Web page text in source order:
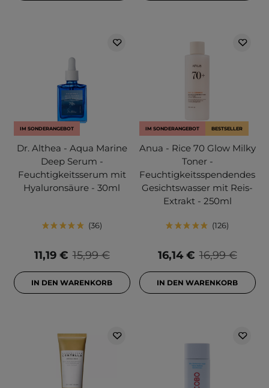
IM SONDERANGEBOT
Dr. Althea - Aqua Marine
Deep Serum -
Feuchtigkeitsserum mit
Hyaluronsäure - 30ml
36
15,99 €
11,19 €
IN DEN WARENKORB
IM SONDERANGEBOT BESTSELLER
Anua - Rice 70 Glow Milky
Toner -
Feuchtigkeitsspendendes
Gesichtswasser mit Reis-
Extrakt - 250ml
126
16,99 €
16,14 €
IN DEN WARENKORB